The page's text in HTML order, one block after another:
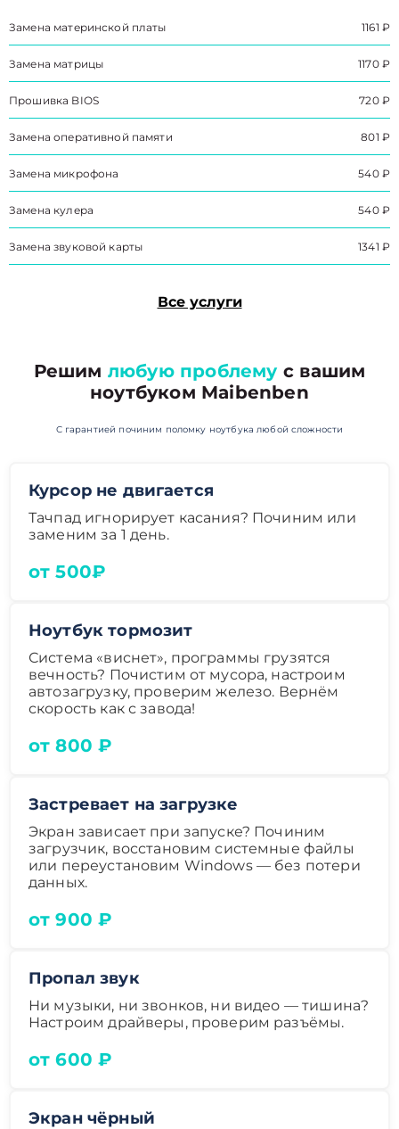
Замена материнской платы 1161 ₽
Замена матрицы 1170 ₽
Прошивка BIOS 720 ₽
Замена оперативной памяти 801 ₽
Замена микрофона 540 ₽
Замена кулера 540 ₽
Замена звуковой карты 1341 ₽
Все услуги
Решим любую проблему с вашим
ноутбуком Maibenben
С гарантией починим поломку ноутбука любой сложности
Курсор не двигается
Тачпад игнорирует касания? Починим или
заменим за 1 день.
от 500₽
Ноутбук тормозит
Система «виснет», программы грузятся
вечность? Почистим от мусора, настроим
автозагрузку, проверим железо. Вернём
скорость как с завода!
от 800 ₽
Застревает на загрузке
Экран зависает при запуске? Починим
загрузчик, восстановим системные файлы
или переустановим Windows — без потери
данных.
от 900 ₽
Пропал звук
Ни музыки, ни звонков, ни видео — тишина?
Настроим драйверы, проверим разъёмы.
от 600 ₽
Экран чёрный